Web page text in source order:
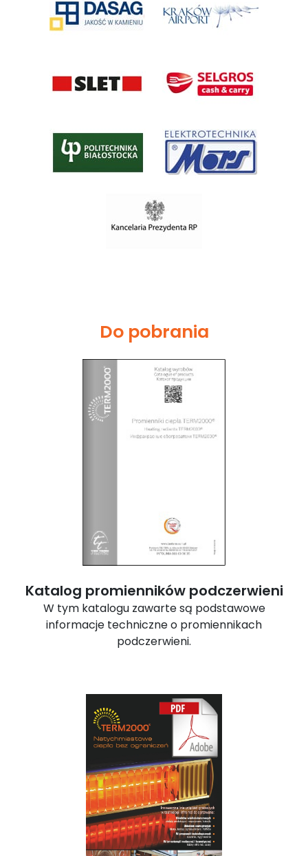
Do pobrania
Katalog promienników podczerwieni
W tym katalogu zawarte są podstawowe
informacje techniczne o promiennikach
podczerwieni.